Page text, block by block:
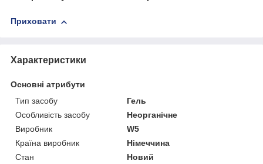
Приховати
Характеристики
Основні атрибути
Тип засобу
Гель
Особливість засобу
Неорганічне
Виробник
W5
Країна виробник
Німеччина
Стан
Новий